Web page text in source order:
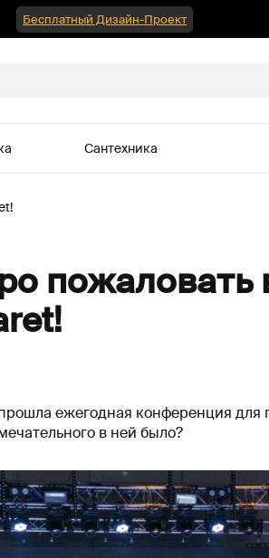
Бесплатный Дизайн-Проект
Сантехника
пожаловать
ежегодная конференция для
в ней было?